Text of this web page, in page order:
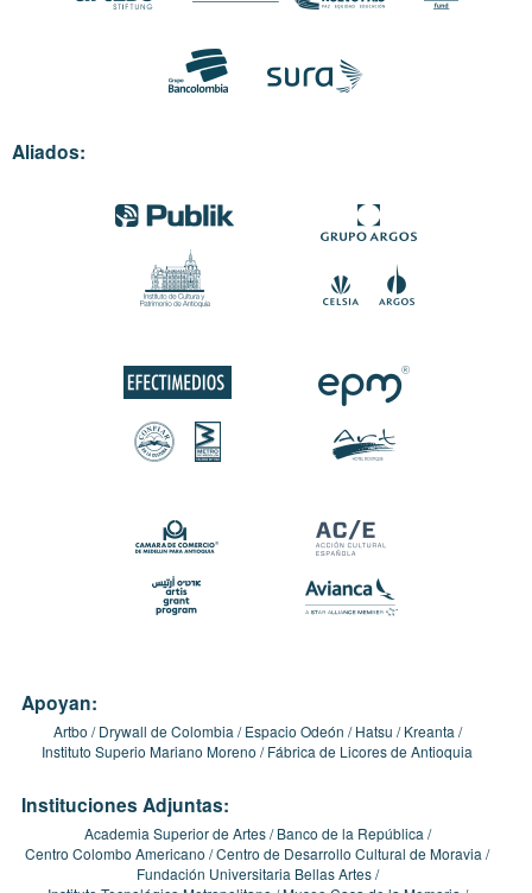
Aliados:
Apoyan:
Artbo Drywall de Colombia Espacio Odeón Hatsu
Kreanta
Instituto Superio Mariano Moreno
Fábrica de Licores de Antioquia
Instituciones Adjuntas:
Academia Superior de Artes
Banco de la República
Centro Colombo Americano Centro de Desarrollo Cultural de Moravia
Fundación Universitaria Bellas Artes